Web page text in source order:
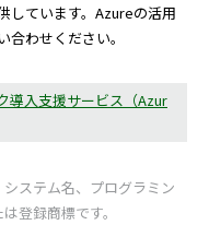
しています。Azureの活用
わせください。
導入支援サービス（Azur
ステム名、プログラミン
登録商標です。